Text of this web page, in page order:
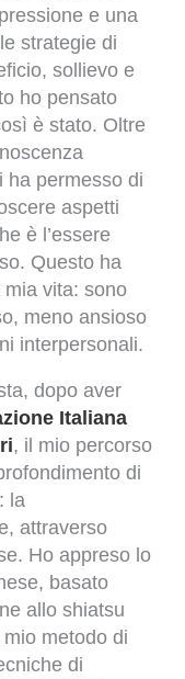
e una
strategie di
sollievo e
ho pensato
è stato. Oltre
ha permesso di
aspetti
è l’essere
Questo ha
vita: sono
meno ansioso
interpersonali.
dopo aver
Italiana
, il mio percorso
di
la
attraverso
Ho appreso lo
basato
allo shiatsu
metodo di
di